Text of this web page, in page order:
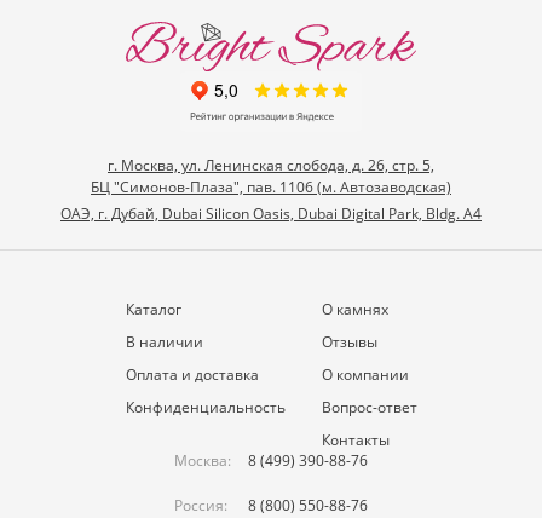
г. Москва, ул. Ленинская слобода, д. 26, стр. 5,
БЦ "Симонов-Плаза", пав. 1106 (м. Автозаводская)
ОАЭ, г. Дубай, Dubai Silicon Oasis, Dubai Digital Park, Bldg. A4
Каталог
В наличии
Оплата и доставка
Конфиденциальность
О камнях
Отзывы
О компании
Вопрос-ответ
Контакты
Москва:
8 (499) 390-88-76
Россия: 8 (800) 550-88-76